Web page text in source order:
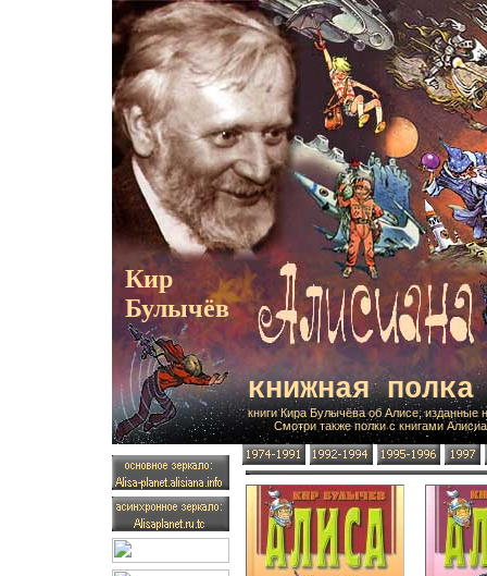
Кир
Булычёв
книжная полка
книги Кира Булычёва об Алисе, изданные
Смотри также полки с книгами